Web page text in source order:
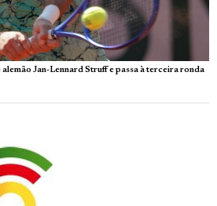
Jan-Lennard Struff e passa à terceira ronda